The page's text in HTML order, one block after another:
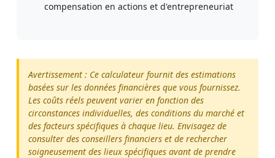
compensation en actions et d'entrepreneuriat
Avertissement : Ce calculateur fournit des estimations
basées sur les données financières que vous fournissez.
Les coûts réels peuvent varier en fonction des
circonstances individuelles, des conditions du marché et
des facteurs spécifiques à chaque lieu. Envisagez de
consulter des conseillers financiers et de rechercher
soigneusement des lieux spécifiques avant de prendre